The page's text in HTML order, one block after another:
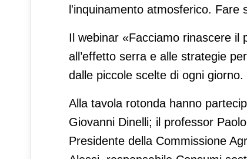
l'inquinamento atmosferico. Fare
Il webinar «Facciamo rinascere
all’effetto serra e alle strategie
dalle piccole scelte di ogni giorno.
Alla tavola rotonda hanno
Giovanni Dinelli; il professor
Presidente della Commissione